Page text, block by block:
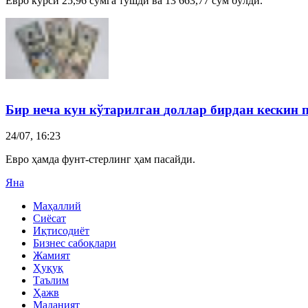
Бир неча кун кўтарилган доллар бирдан кескин
24/07, 16:23
Евро ҳамда фунт-стерлинг ҳам пасайди.
Яна
Маҳаллий
Сиёсат
Иқтисодиёт
Бизнес сабоқлари
Жамият
Ҳуқуқ
Таълим
Ҳажв
Маданият